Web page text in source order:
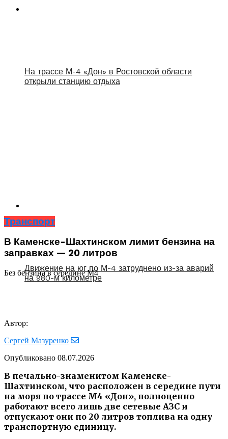
На трассе М-4 «Дон» в Ростовской области
открыли станцию отдыха
Движение на юг по М-4 затруднено из-за аварий
на 980-м километре
Транспорт
В Каменске-Шахтинском лимит бензина на
заправках — 20 литров
Без бензина в середине М4
Автор:
Сергей Мазуренко
Опубликовано 08.07.2026
В печально-знаменитом Каменске-
Шахтинском, что расположен в середине пути
на моря по трассе М4 «Дон», полноценно
работают всего лишь две сетевые АЗС и
отпускают они по 20 литров топлива на одну
транспортную единицу.